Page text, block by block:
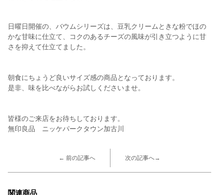
日曜日開催の、バウムシリーズは、豆乳クリームときな粉でほの
かな甘味に仕立て、コクのあるチーズの風味が引き立つように甘
さを抑えて仕立てました。
朝食にちょうど良いサイズ感の商品となっております。
是非、味を比べながらお試しくださいませ。
皆様のご来店をお待ちしております。
無印良品 ニッケパークタウン加古川
← 前の記事へ 次の記事へ→
関連商品